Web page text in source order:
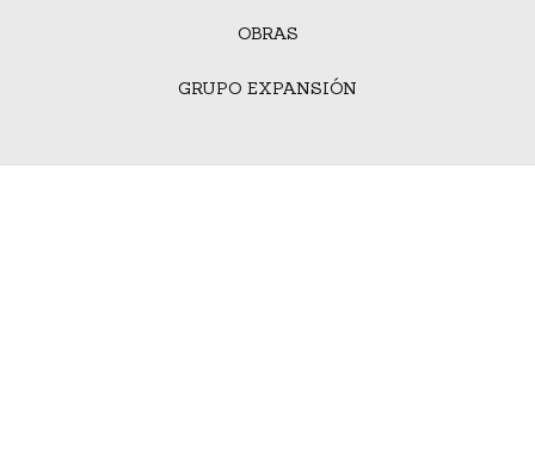
OBRAS
GRUPO EXPANSIÓN